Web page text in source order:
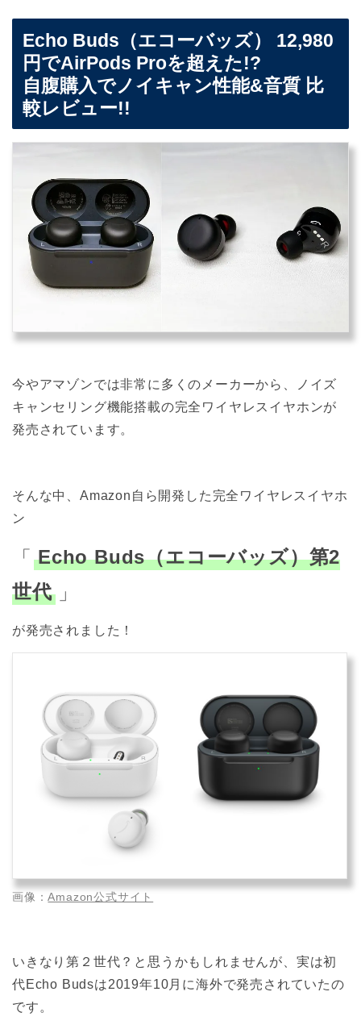
Echo Buds（エコーバッズ） 12,980
円でAirPods Proを超えた!?
自腹購入でノイキャン性能&音質 比
較レビュー!!
今やアマゾンでは非常に多くのメーカーから、ノイズ
キャンセリング機能搭載の完全ワイヤレスイヤホンが
発売されています。
そんな中、Amazon自ら開発した完全ワイヤレスイヤホ
ン
「 Echo Buds（エコーバッズ）第2
世代 」
が発売されました！
画像：Amazon公式サイト
いきなり第２世代？と思うかもしれませんが、実は初
代Echo Budsは2019年10月に海外で発売されていたの
です。